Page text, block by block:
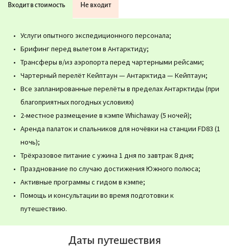
Входит в стоимость Не входит
Услуги опытного экспедиционного персонала;
Брифинг перед вылетом в Антарктиду;
Трансферы в/из аэропорта перед чартерными рейсами;
Чартерный перелёт Кейптаун — Антарктида — Кейптаун;
Все запланированные перелёты в пределах Антарктиды (при
благоприятных погодных условиях)
2-местное размещение в кэмпе Whichaway (5 ночей);
Аренда палаток и спальников для ночёвки на станции FD83 (1
ночь);
Трёхразовое питание с ужина 1 дня по завтрак 8 дня;
Празднование по случаю достижения Южного полюса;
Активные программы с гидом в кэмпе;
Помощь и консультации во время подготовки к
путешествию.
Даты путешествия